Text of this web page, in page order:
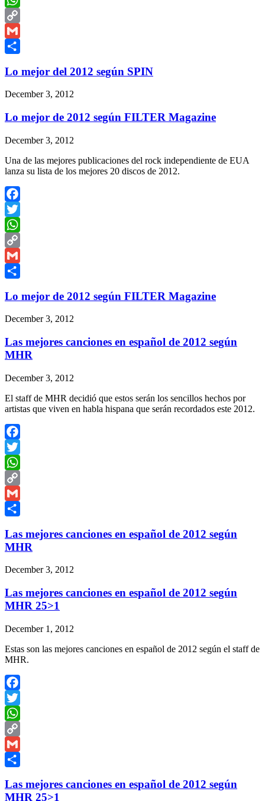
WhatsApp
Copy
Link
Gmail
Lo mejor del 2012 según SPIN
December 3, 2012
Lo mejor de 2012 según FILTER Magazine
December 3, 2012
Una de las mejores publicaciones del rock independiente de EUA
lanza su lista de los mejores 20 discos de 2012.
Facebook
Twitter
WhatsApp
Copy
Link
Gmail
Lo mejor de 2012 según FILTER Magazine
December 3, 2012
Las mejores canciones en español de 2012 según
MHR
December 3, 2012
El staff de MHR decidió que estos serán los sencillos hechos por
artistas que viven en habla hispana que serán recordados este 2012.
Facebook
Twitter
WhatsApp
Copy
Link
Gmail
Las mejores canciones en español de 2012 según
MHR
December 3, 2012
Las mejores canciones en español de 2012 según
MHR 25>1
December 1, 2012
Estas son las mejores canciones en español de 2012 según el staff de
MHR.
Facebook
Twitter
WhatsApp
Copy
Link
Gmail
Las mejores canciones en español de 2012 según
MHR 25>1